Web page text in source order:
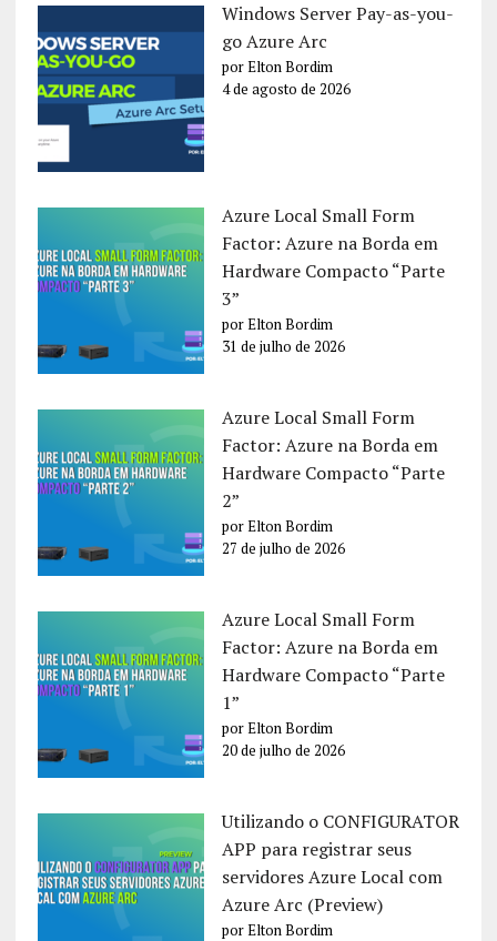
Windows Server Pay-as-you-
go Azure Arc
por Elton Bordim
4 de agosto de 2026
Azure Local Small Form
Factor: Azure na Borda em
Hardware Compacto “Parte
3”
por Elton Bordim
31 de julho de 2026
Azure Local Small Form
Factor: Azure na Borda em
Hardware Compacto “Parte
2”
por Elton Bordim
27 de julho de 2026
Azure Local Small Form
Factor: Azure na Borda em
Hardware Compacto “Parte
1”
por Elton Bordim
20 de julho de 2026
Utilizando o CONFIGURATOR
APP para registrar seus
servidores Azure Local com
Azure Arc (Preview)
por Elton Bordim